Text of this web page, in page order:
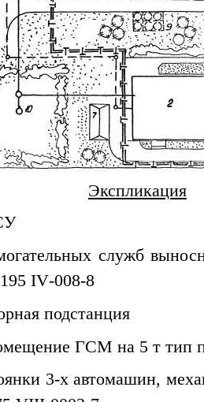
Экспликация
служб
IV-008-8
подстанция
ГСМ на 5 т тип
3-х автомашин,